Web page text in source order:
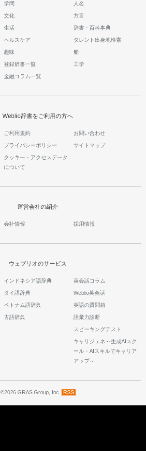
学問 人名
文化 方言
生活 辞書・百科事典
ヘルスケア タレント出身地検索
趣味 船
登録辞書一覧 工学
金融コラム一覧
Weblio辞書をご利用の方へ
ご利用規約 お問い合わせ
プライバシーポリシー サイトマップ
クッキー・アクセスデータ
について
運営会社の紹介
会社情報 採用情報
ウェブリオのサービス
インドネシア語辞典
タイ語辞典
ベトナム語辞典
古語辞典
英会話コラム
Weblio英会話
英語の質問箱
語彙力診断
スピーキングテスト
キャリジェネ～生成AIスク
ール・AIスキルでキャリア
アップ～
©2026 GRAS Group, Inc.